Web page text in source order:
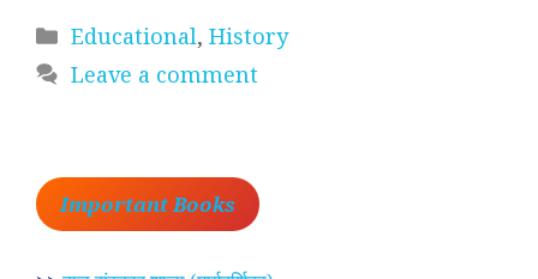
Categories
Educational, History
Leave a comment
Important Books